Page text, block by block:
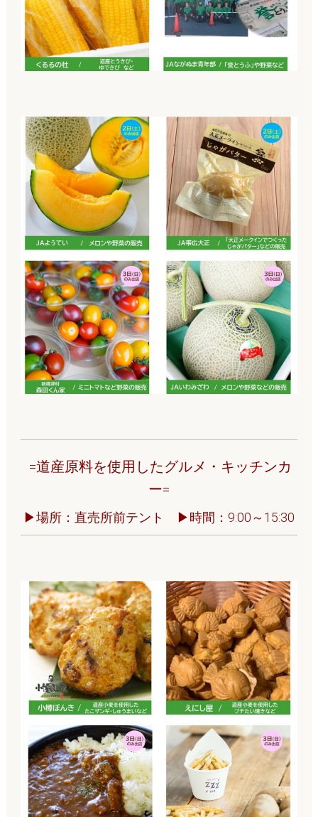
=道産原料を使用したグルメ・キッチンカ
ー=
▶場所：直売所前テント ▶時間：9:00～15:30